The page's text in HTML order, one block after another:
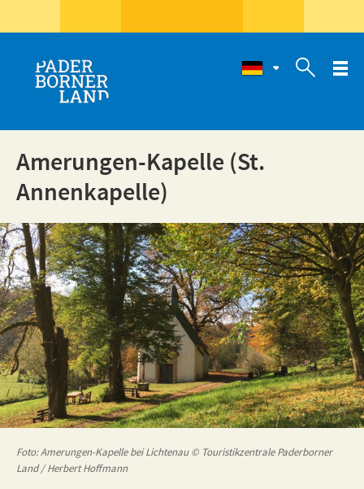

Amerungen-Kapelle (St.
Annenkapelle)
Foto: Amerungen-Kapelle bei Lichtenau © Touristikzentrale Paderborner
Land / Herbert Hoffmann